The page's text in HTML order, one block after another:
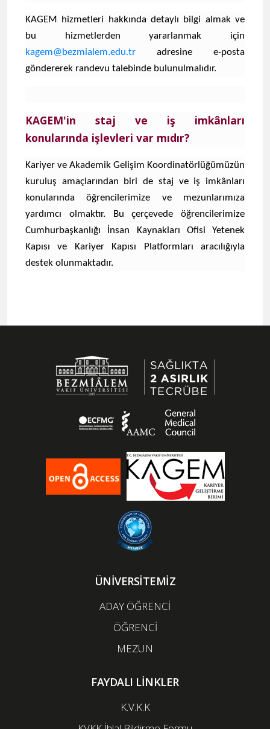
KAGEM hizmetleri hakkında detaylı bilgi almak ve
bu hizmetlerden yararlanmak için
kagem@bezmialem.edu.tr adresine e-posta
göndererek randevu talebinde bulunulmalıdır.
KAGEM'in staj ve iş imkânları
konularında işlevleri var mıdır?
​​Kariyer ve Akademik Gelişim Koordinatörlüğümüzün
kuruluş amaçlarından biri de staj ve iş imkânları
konularında öğrencilerimize ve mezunlarımıza
yardımcı olmaktır. Bu çerçevede öğrencilerimize
Cumhurbaşkanlığı İnsan Kaynakları Ofisi Yetenek
Kapısı ve Kariyer Kapısı Platformları aracılığıyla
destek olunmaktadır.
ÜNİVERSİTEMİZ
ADAY ÖĞRENCİ
ÖĞRENCİ
MEZUN
FAYDALI LİNKLER
K.V.K.K